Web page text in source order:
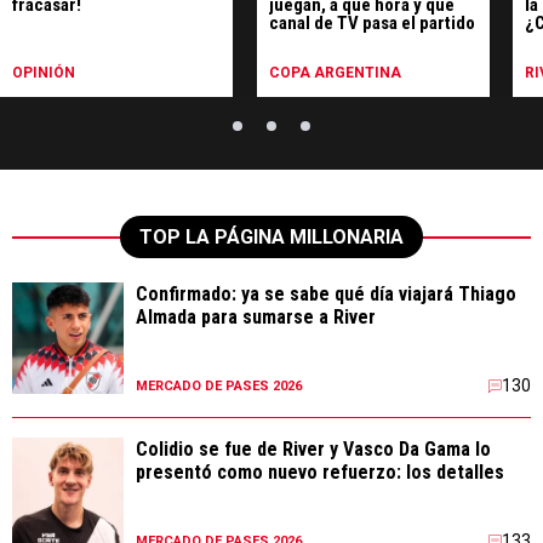
fracasar!
OPINIÓN
juegan, a qué hora y qué
canal de TV pasa el partido
COPA ARGENTINA
la
TOP LA PÁGINA MILLONARIA
Confirmado: ya se sabe qué día viajará Thiago
Almada para sumarse a River
MERCADO DE PASES 2026 130
Colidio se fue de River y Vasco Da Gama lo
presentó como nuevo refuerzo: los detalles